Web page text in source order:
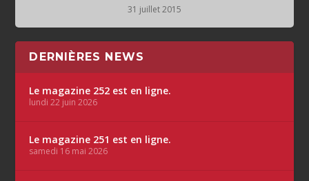
31 juillet 2015
DERNIÈRES NEWS
Le magazine 252 est en ligne.
lundi 22 juin 2026
Le magazine 251 est en ligne.
samedi 16 mai 2026